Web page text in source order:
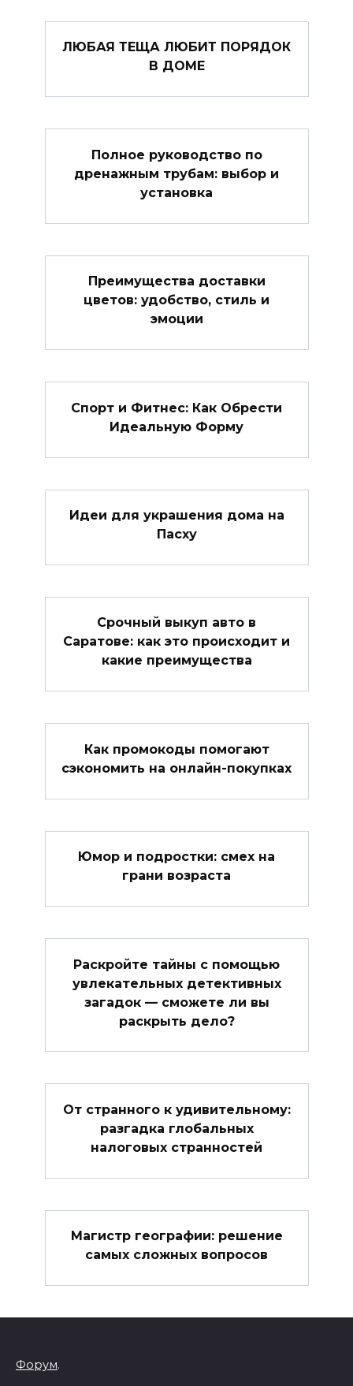
ЛЮБАЯ ТЕЩА ЛЮБИТ ПОРЯДОК
В ДОМЕ
Полное руководство по
дренажным трубам: выбор и
установка
Преимущества доставки
цветов: удобство, стиль и
эмоции
Спорт и Фитнес: Как Обрести
Идеальную Форму
Идеи для украшения дома на
Пасху
Срочный выкуп авто в
Саратове: как это происходит и
какие преимущества
Как промокоды помогают
сэкономить на онлайн-покупках
Юмор и подростки: смех на
грани возраста
Раскройте тайны с помощью
увлекательных детективных
загадок — сможете ли вы
раскрыть дело?
От странного к удивительному:
разгадка глобальных
налоговых странностей
Магистр географии: решение
самых сложных вопросов
Форум.